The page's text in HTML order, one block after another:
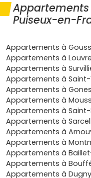
et l'aéroportCDG/
boulot/études.
pour le quotidien.
Demande
d'activités du
attire salariés et
T2bien situés
plaisent aux
calme à deux pas
Qualité de vie:
équipements
connecté aux
d'emplois voisins.
renoncer aux
Normes et aides :
Puiseux-en-
Appartements à
Appartements à
Appartements à
Appartements à
Appartements à
Appartements à
Appartements à
Appartements à
Appartements à
Appartements à
Appartements à
Appartements à
Appartements à